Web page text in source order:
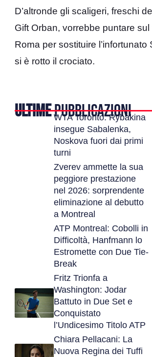
D’altronde gli scaligeri, freschi
Gift Orban, vorrebbe puntare
Roma per sostituire l’infortunato
si è rotto il crociato.
ULTIMEPUBBLICAZIONI
WTA Toronto: Rybakina
insegue Sabalenka,
Noskova fuori dai primi
turni
Zverev ammette la sua
peggiore prestazione
nel 2026: sorprendente
eliminazione al debutto
a Montreal
ATP Montreal: Cobolli in
Difficoltà, Hanfmann lo
Estromette con Due Tie-
Break
Fritz Trionfa a
Washington: Jodar
Battuto in Due Set e
Conquistato
l’Undicesimo Titolo ATP
Chiara Pellacani: La
Nuova Regina dei Tuffi